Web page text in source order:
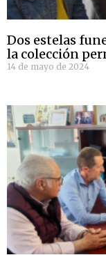
Dos estelas
la colección
14 de mayo de 2024